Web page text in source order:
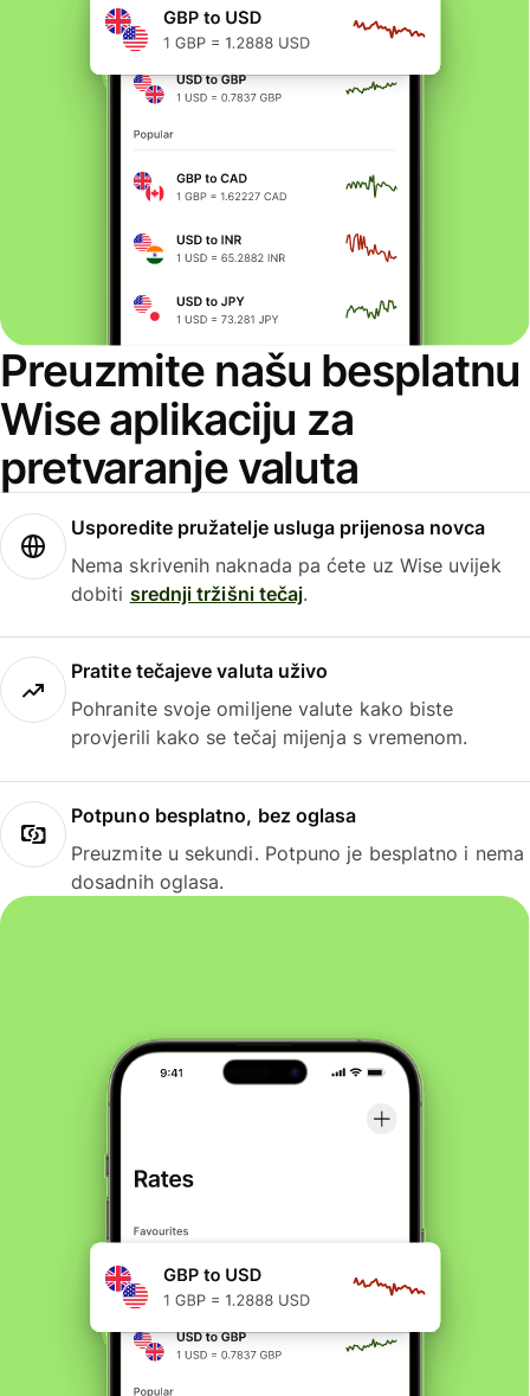
Preuzmite našu besplatnu
Wise aplikaciju za
pretvaranje valuta
Usporedite pružatelje usluga prijenosa novca
Nema skrivenih naknada pa ćete uz Wise uvijek
dobiti srednji tržišni tečaj.
Pratite tečajeve valuta uživo
Pohranite svoje omiljene valute kako biste
provjerili kako se tečaj mijenja s vremenom.
Potpuno besplatno, bez oglasa
Preuzmite u sekundi. Potpuno je besplatno i nema
dosadnih oglasa.